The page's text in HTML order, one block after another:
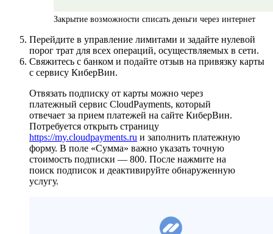
Закрытие возможности списать деньги через интернет
Перейдите в управление лимитами и задайте нулевой
порог трат для всех операций, осуществляемых в сети.
Свяжитесь с банком и подайте отзыв на привязку карты
с сервису КиберВин.
Отвязать подписку от карты можно через
платежный сервис CloudPayments, который
отвечает за прием платежей на сайте КиберВин.
Потребуется открыть страницу
https://my.cloudpayments.ru и заполнить платежную
форму. В поле «Сумма» важно указать точную
стоимость подписки — 800. После нажмите на
поиск подписок и деактивируйте обнаруженную
услугу.